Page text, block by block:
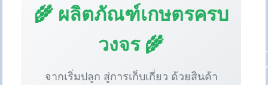
🌾 ผลิตภัณฑ์เกษตรครบ
วงจร 🌾
จากเริ่มปลูก สู่การเก็บเกี่ยว ด้วยสินค้า